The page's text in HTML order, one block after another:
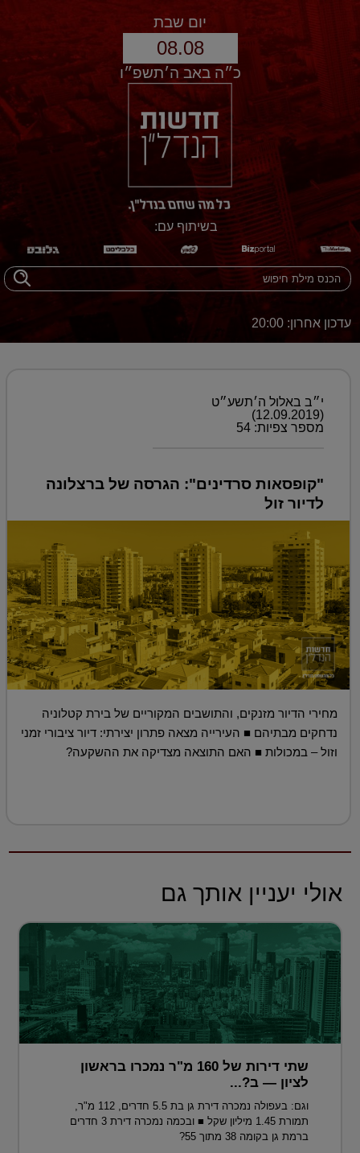
יום שבת
08.08
כ״ה באב ה׳תשפ״ו
בשיתוף עם:
עדכון אחרון: 20:00
י״ב באלול ה׳תשע״ט
(12.09.2019)
מספר צפיות: 54
"קופסאות סרדינים": הגרסה של ברצלונה
לדיור זול
מחירי הדיור מזנקים, והתושבים המקוריים של בירת קטלוניה
נדחקים מבתיהם ■ העירייה מצאה פתרון יצירתי: דיור ציבורי זמני
וזול – במכולות ■ האם התוצאה מצדיקה את ההשקעה?
אולי יעניין אותך גם
שתי דירות של 160 מ"ר נמכרו בראשון
לציון — ב?...
וגם: בעפולה נמכרה דירת גן בת 5.5 חדרים, 112 מ"ר,
תמורת 1.45 מיליון שקל ■ ובכמה נמכרה דירת 3 חדרים
ברמת גן בקומה 38 מתוך 55?